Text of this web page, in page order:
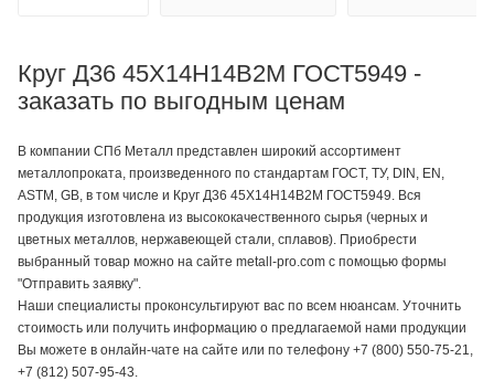
Круг Д36 45Х14Н14В2М ГОСТ5949 -
заказать по выгодным ценам
В компании СПб Металл представлен широкий ассортимент
металлопроката, произведенного по стандартам ГОСТ, ТУ, DIN, EN,
ASTM, GB, в том числе и Круг Д36 45Х14Н14В2М ГОСТ5949. Вся
продукция изготовлена из высококачественного сырья (черных и
цветных металлов, нержавеющей стали, сплавов). Приобрести
выбранный товар можно на сайте metall-pro.com с помощью формы
"Отправить заявку".
Наши специалисты проконсультируют вас по всем нюансам. Уточнить
стоимость или получить информацию о предлагаемой нами продукции
Вы можете в онлайн-чате на сайте или по телефону +7 (800) 550-75-21,
+7 (812) 507-95-43.